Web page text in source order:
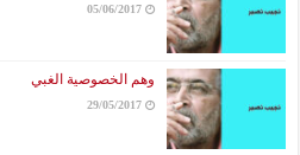
05/06/2017
وهم الخصوصية الغبي
29/05/2017